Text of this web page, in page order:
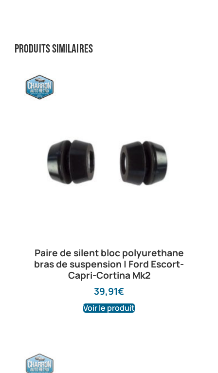
Produits similaires
Paire de silent bloc polyurethane
bras de suspension | Ford Escort-
Capri-Cortina Mk2
39,91€
Voir le produit